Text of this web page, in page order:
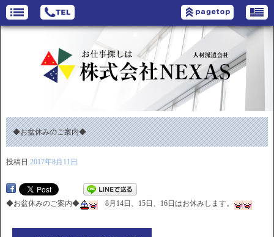
◆お盆休みのご案内◆
投稿日 2017年8月11日
◆お盆休みのご案内◆ 8月14日、15日、16日はお休みします。